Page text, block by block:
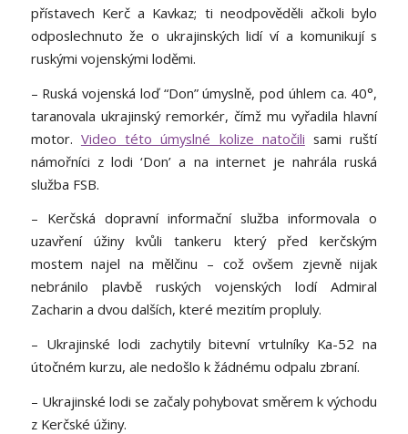
přístavech Kerč a Kavkaz; ti neodpověděli ačkoli bylo
odposlechnuto že o ukrajinských lidí ví a komunikují s
ruskými vojenskými loděmi.
– Ruská vojenská loď “Don” úmyslně, pod úhlem ca. 40°,
taranovala ukrajinský remorkér, čímž mu vyřadila hlavní
motor. Video této úmyslné kolize natočili sami ruští
námořníci z lodi ‘Don’ a na internet je nahrála ruská
služba FSB.
– Kerčská dopravní informační služba informovala o
uzavření úžiny kvůli tankeru který před kerčským
mostem najel na mělčinu – což ovšem zjevně nijak
nebránilo plavbě ruských vojenských lodí Admiral
Zacharin a dvou dalších, které mezitím propluly.
– Ukrajinské lodi zachytily bitevní vrtulníky Ka-52 na
útočném kurzu, ale nedošlo k žádnému odpalu zbraní.
– Ukrajinské lodi se začaly pohybovat směrem k východu
z Kerčské úžiny.